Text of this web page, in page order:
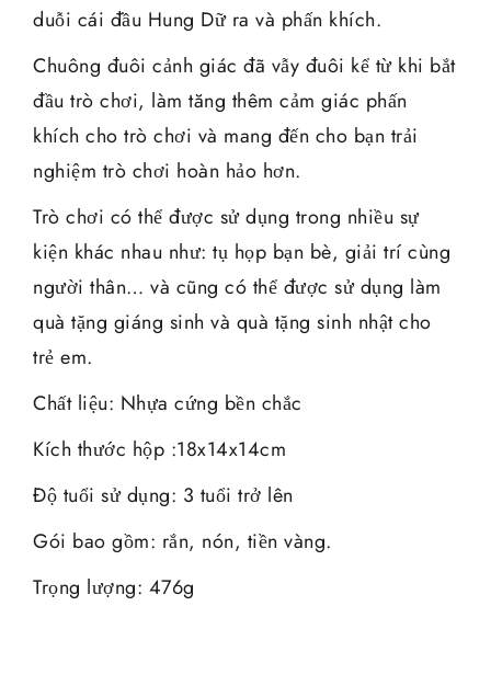
duỗi cái đầu Hung Dữ ra và phấn khích.
Chuông đuôi cảnh giác đã vẫy đuôi kể từ khi bắt
đầu trò chơi, làm tăng thêm cảm giác phấn
khích cho trò chơi và mang đến cho bạn trải
nghiệm trò chơi hoàn hảo hơn.
Trò chơi có thể được sử dụng trong nhiều sự
kiện khác nhau như: tụ họp bạn bè, giải trí cùng
người thân… và cũng có thể được sử dụng làm
quà tặng giáng sinh và quà tặng sinh nhật cho
trẻ em.
Chất liệu: Nhựa cứng bền chắc
Kích thước hộp :18x14x14cm
Độ tuổi sử dụng: 3 tuổi trở lên
Gói bao gồm: rắn, nón, tiền vàng.
Trọng lượng: 476g